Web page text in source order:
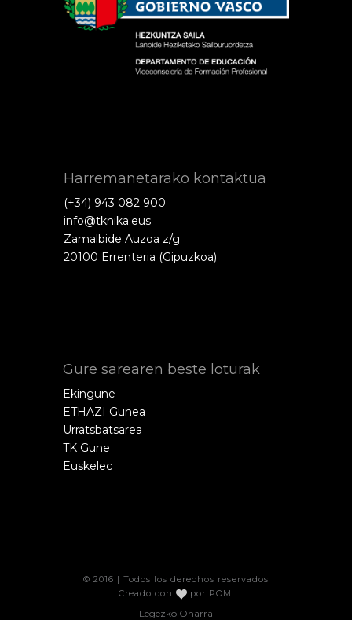
Harremanetarako kontaktua
(+34) 943 082 900
info@tknika.eus
Zamalbide Auzoa z/g
20100 Errenteria (Gipuzkoa)
Gure sarearen beste loturak
Ekingune
ETHAZI Gunea
Urratsbatsarea
TK Gune
Euskelec
© 2016 | Todos los derechos reservados
Creado con
por POM .
Legezko Oharra